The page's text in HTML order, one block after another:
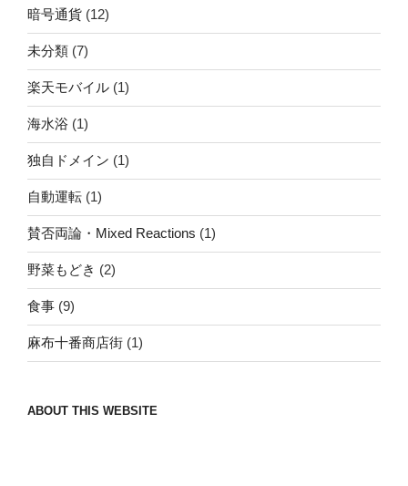
暗号通貨 (12)
未分類 (7)
楽天モバイル (1)
海水浴 (1)
独自ドメイン (1)
自動運転 (1)
賛否両論・Mixed Reactions (1)
野菜もどき (2)
食事 (9)
麻布十番商店街 (1)
ABOUT THIS WEBSITE